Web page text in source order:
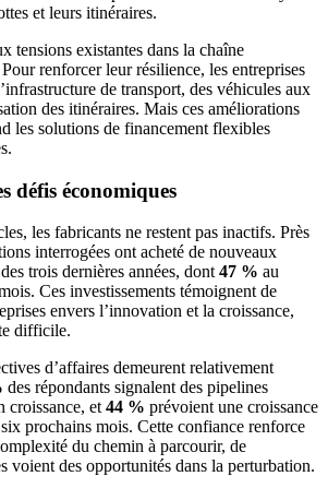
et leurs itinéraires.
tensions existantes dans la chaîne
renforcer leur résilience, les entreprises
de transport, des véhicules aux
des itinéraires. Mais ces améliorations
les solutions de financement flexibles
défis économiques
les fabricants ne restent pas inactifs. Près
interrogées ont acheté de nouveaux
trois dernières années, dont47 % au
Ces investissements témoignent de
envers l’innovation et la croissance,
difficile.
d’affaires demeurent relativement
des répondants signalent des pipelines
croissance, et44 % prévoient une croissance
prochains mois. Cette confiance renforce
du chemin à parcourir, de
voient des opportunités dans la perturbation.